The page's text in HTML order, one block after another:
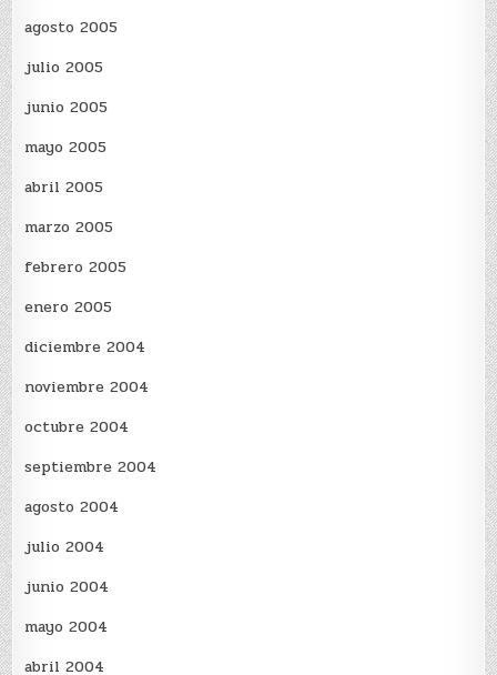
agosto 2005
julio 2005
junio 2005
mayo 2005
abril 2005
marzo 2005
febrero 2005
enero 2005
diciembre 2004
noviembre 2004
octubre 2004
septiembre 2004
agosto 2004
julio 2004
junio 2004
mayo 2004
abril 2004